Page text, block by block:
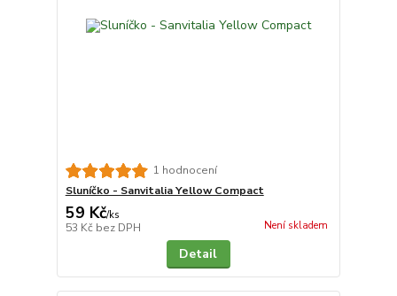
1 hodnocení
Sluníčko - Sanvitalia Yellow Compact
59 Kč/ks
53 Kč bez DPH Není skladem
Detail